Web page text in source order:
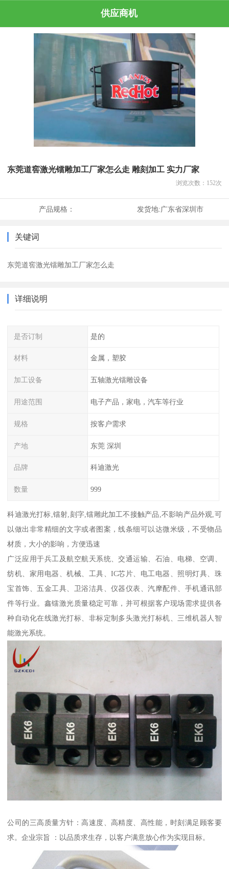
供应商机
东莞道窖激光镭雕加工厂家怎么走 雕刻加工 实力厂家
浏览次数： 152次
产品规格： 发货地:广东省深圳市
关键词
东莞道窖激光镭雕加工厂家怎么走
详细说明
是否订制 是的
材料 金属，塑胶
加工设备 五轴激光镭雕设备
用途范围 电子产品，家电，汽车等行业
规格 按客户需求
产地 东莞 深圳
品牌 科迪激光
数量 999
科迪激光打标,镭射,刻字,镭雕此加工不接触产品,不影响产品外观,可
以做出非常精细的文字或者图案，线条细可以达微米级，不受物品
材质，大小的影响，方便迅速
广泛应用于兵工及航空航天系统、交通运输、石油、电梯、空调、
纺机、家用电器、机械、工具、IC芯片、电工电器、照明灯具、珠
宝首饰、五金工具、卫浴洁具、仪器仪表、汽摩配件、手机通讯部
件等行业。鑫镭激光质量稳定可靠，并可根据客户现场需求提供各
种自动化在线激光打标、非标定制多头激光打标机、三维机器人智
能激光系统。
公司的三高质量方针：高速度、高精度、高性能，时刻满足顾客要
求。企业宗旨 ：以品质求生存，以客户满意放心作为实现目标。